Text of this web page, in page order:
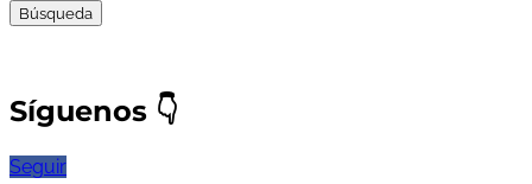
Síguenos 👇
Seguir